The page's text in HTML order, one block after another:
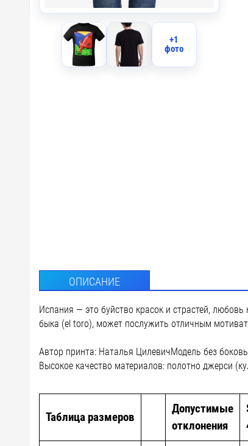
+1
фото
ОПИСАНИЕ
Испания — это буйство красок и страстей,
быка (el toro), может послужить отличным
Автор принта: Наталья ЦилевичМодель без
Высокое качество материалов: полотно джерси
Таблица размеров
Допустимые
отклонения